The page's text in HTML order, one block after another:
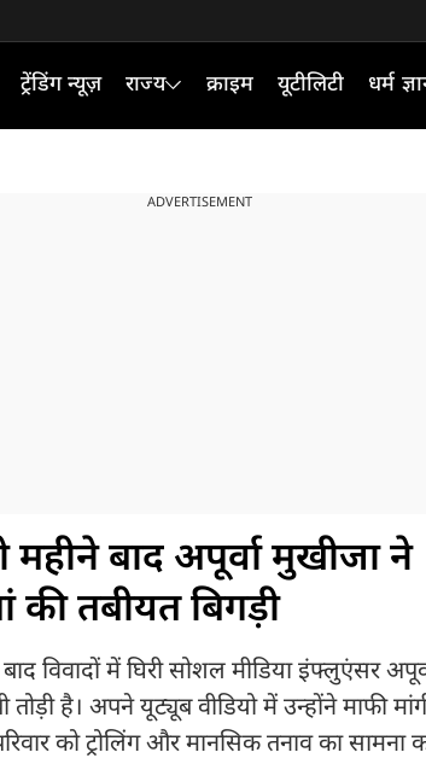
ट्रेंडिंग न्यूज़ राज्य क्राइम यूटीलिटी धर्म
ADVERTISEMENT
महीने बाद अपूर्वा मुखीजा ने
की तबीयत बिगड़ी
विवादों में घिरी सोशल मीडिया इंफ्लुएंसर
है। अपने यूट्यूब वीडियो में उन्होंने माफी
को ट्रोलिंग और मानसिक तनाव का सामना